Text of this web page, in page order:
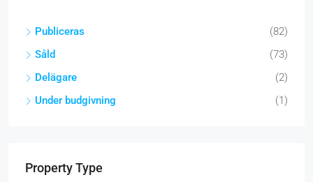
Publiceras
(82)
Såld
(73)
Delägare
(2)
Under budgivning
(1)
Property Type